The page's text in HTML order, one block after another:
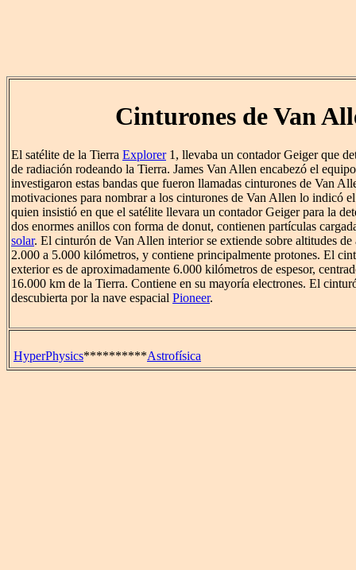
Cinturones de Van
El satélite de la Tierra Explorer1, llevaba un contador Geiger que
de radiación rodeando la Tierra. James Van Allen encabezó el
investigaron estas bandas que fueron llamadas cinturones de Van
motivaciones para nombrar a los cinturones de Van Allen lo indicó
quien insistió en que el satélite llevara un contador Geiger para la
dos enormes anillos con forma de donut, contienen partículas
solar. El cinturón de Van Allen interior se extiende sobre altitudes de
2.000 a 5.000 kilómetros, y contiene principalmente protones. El
exterior es de aproximadamente 6.000 kilómetros de espesor,
16.000 km de la Tierra. Contiene en su mayoría electrones. El
descubierta por la nave espacial Pioneer.
HyperPhysics**********Astrofísica